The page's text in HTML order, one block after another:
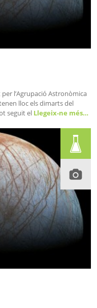
l’Agrupació Astronòmica
lloc els dimarts del
seguit el Llegeix-ne més…